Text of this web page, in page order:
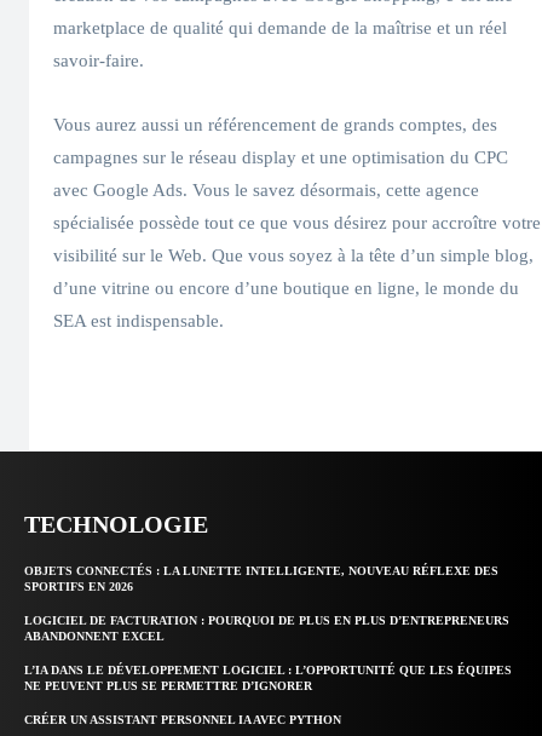
marketplace de qualité qui demande de la maîtrise et un réel
savoir-faire.
Vous aurez aussi un référencement de grands comptes, des
campagnes sur le réseau display et une optimisation du CPC
avec Google Ads. Vous le savez désormais, cette agence
spécialisée possède tout ce que vous désirez pour accroître votre
visibilité sur le Web. Que vous soyez à la tête d’un simple blog,
d’une vitrine ou encore d’une boutique en ligne, le monde du
SEA est indispensable.
TECHNOLOGIE
OBJETS CONNECTÉS : LA LUNETTE INTELLIGENTE, NOUVEAU RÉFLEXE DES
SPORTIFS EN 2026
LOGICIEL DE FACTURATION : POURQUOI DE PLUS EN PLUS D’ENTREPRENEURS
ABANDONNENT EXCEL
L’IA DANS LE DÉVELOPPEMENT LOGICIEL : L’OPPORTUNITÉ QUE LES ÉQUIPES
NE PEUVENT PLUS SE PERMETTRE D’IGNORER
CRÉER UN ASSISTANT PERSONNEL IA AVEC PYTHON